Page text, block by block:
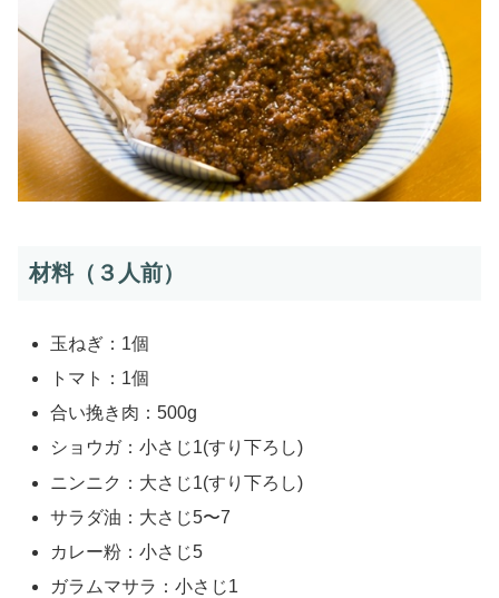
材料（３人前）
玉ねぎ：1個
トマト：1個
合い挽き肉：500g
ショウガ：小さじ1(すり下ろし)
ニンニク：大さじ1(すり下ろし)
サラダ油：大さじ5〜7
カレー粉：小さじ5
ガラムマサラ：小さじ1